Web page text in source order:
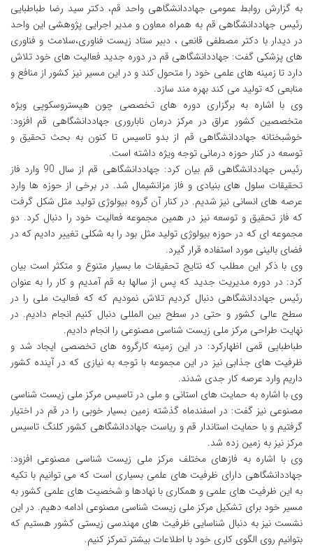
به گزارش روابط عمومی جهاددانشگاهی واحد قم، دکتر سید رضا طباطبایی
رئیس جهاددانشگاهی قم به همراه معاون و مدیر اجرایی پژوهشی این واحد
در دیدار با دکتر مصطفی قانعی ، دبیر ستاد زیست فناوری،سلامت و فناوری
های پزشکی گفت: جهاددانشگاهی قم در دوره جدید فعالیت های خود تلاش
دارد تا زمینه های علمی خود را متحول کند و در این مسیر نیز کشور از منافع و
منابعی که تولید می کند بهره مند سازد.
وی با اشاره به برگزاری دوره های تخصصی چون هیستروسکوپی ویژه
متخصصین کشور عراق در مرکز درمان ناباروری جهاددانشگاهی قم افزود:
خوشبختانه جهاددانشگاهی قم از بدو تاسیس تا کنون به بحث تحقیق و
توسعه در کنار حوزه درمانی توجه ویژه داشته است.
رئیس جهاددانشگاهی قم بیان کرد: جهاددانشگاهی قم از سال 90 وارد فاز
تحقیقات سلول های بنیادی و فاز مزانشیمال شد. در برخی از حوزه ها وارد
عرصه های انسانی نیز شدیم. در کنار آن گروه بیولوژی تولید مثل شکل گرفت
که فاز تحقیق و توسعه نیز در همین مجموعه فعالیت خود را دنبال کرد. دو
مجموعه ای که در حوزه بیولوژی تولید مثل بود را به شکلی تغییر دادیم که در
فضای بالینی مورد استفاده قرار گیرد.
وی با ذکر این مطلب که نتایج تحقیقات ما بسیار متنوع و متکثر است بیان
کرد: در دوره مدیریت جدید که پس از سالها به قم آمدیم و کار را به عنوان
رئیس جهاددانشگاهی دنبال کردیم تلاش نمودیم که که فعالیت ملی را در
سطح عالی کشور و حتی در سطح بین المللی دنبال کنیم انجام دادیم. در
نهایت طراحی مرکز ملی زیست شناسی مصنوعی را انجام دادیم.
طباطبایی قمی اظهارکرد: در این زمینه کارگروه های تخصصی ایجاد شد و
ظرفیت های جذابی نیز در این مجموعه با توجه به نیازی که در آینده کشور
داریم وارد عرصه کار جدی شدند.
وی با اشاره به حمایت های استانی و ملی در تاسیس مرکز ملی زیست شناسی
مصنوعی نیز گفت: در اسفندماه گذشته زمین بسیار خوبی را در قم در اختیار
گرفتیم و با حمایت استاندار قم و ریاست جهاددانشگاهی کشور کلنگ تاسیس
مرکز نیز به زمین زده شد.
وی با اشاره به فازهای مختلف مرکز ملی زیست شناسی مصنوعی افزود:
جهاددانشگاهی دارای ظرفیت های علمی بسیاری است که می توانیم با تکیه
به این ظرفیت های علمی و همکاری با نهادها و شخصیت های علمی کشور به
مسیر خود برای تشکیل مرکز ملی زیست شناسی مصنوعی ادامه دهیم. در این
نشست نیز به دنبال شناسایی ظرفیت های مهندسی زیستی کشور هستیم که
بتوانیم روی الگوی کاری خود با اطلاعات بیشتر تمرکز کنیم.